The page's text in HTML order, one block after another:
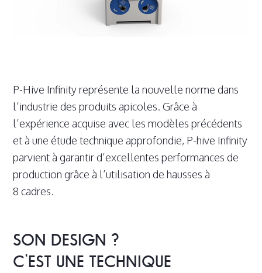
P-Hive Infinity représente la nouvelle norme dans
l’industrie des produits apicoles. Grâce à
l’expérience acquise avec les modèles précédents
et à une étude technique approfondie, P-hive Infinity
parvient à garantir d’excellentes performances de
production grâce à l’utilisation de hausses à
8 cadres.
SON DESIGN ?
C’EST UNE TECHNIQUE